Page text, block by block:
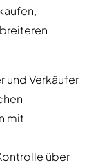
und Verkäufer
mit
über